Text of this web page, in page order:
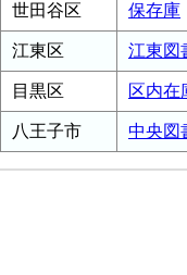
世田谷区 保存庫
江東区 江東図
目黒区 区内在
八王子市 中央図